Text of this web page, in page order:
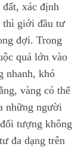
xác định
thì giới đầu tư
đợi. Trong
quá lớn vào
nhanh, khó
vàng có thể
những người
tượng không
đa dạng trên